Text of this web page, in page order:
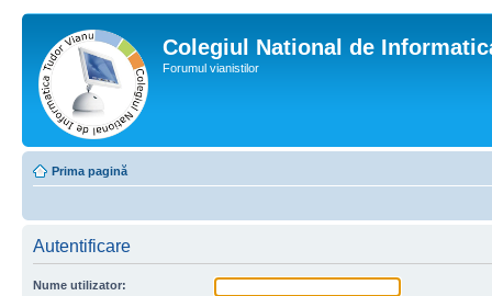
Colegiul National de
Forumul vianistilor
Prima pagină
Autentificare
Nume utilizator: